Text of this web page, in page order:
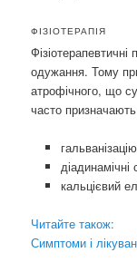
ФІЗІОТЕРАПІЯ
одужання. Тому
атрофічного, що
часто
діадинамічні
кальцієвий
Читайте також:
Симптоми і